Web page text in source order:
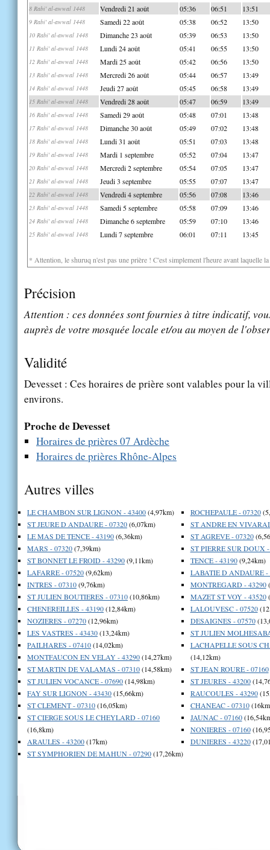
8 Rabi' al-awwal 1448 Vendredi 21 août 05:36 06:51 13:51
9 Rabi' al-awwal 1448 Samedi 22 août 05:38 06:52 13:50
10 Rabi' al-awwal 1448 Dimanche 23 août 05:39 06:53 13:50
11 Rabi' al-awwal 1448 Lundi 24 août 05:41 06:55 13:50
12 Rabi' al-awwal 1448 Mardi 25 août 05:42 06:56 13:50
13 Rabi' al-awwal 1448 Mercredi 26 août 05:44 06:57 13:49
14 Rabi' al-awwal 1448 Jeudi 27 août 05:45 06:58 13:49
15 Rabi' al-awwal 1448 Vendredi 28 août 05:47 06:59 13:49
16 Rabi' al-awwal 1448 Samedi 29 août 05:48 07:01 13:48
17 Rabi' al-awwal 1448 Dimanche 30 août 05:49 07:02 13:48
18 Rabi' al-awwal 1448 Lundi 31 août 05:51 07:03 13:48
19 Rabi' al-awwal 1448 Mardi 1 septembre 05:52 07:04 13:47
20 Rabi' al-awwal 1448 Mercredi 2 septembre 05:54 07:05 13:47
21 Rabi' al-awwal 1448 Jeudi 3 septembre 05:55 07:07 13:47
22 Rabi' al-awwal 1448 Vendredi 4 septembre 05:56 07:08 13:46
23 Rabi' al-awwal 1448 Samedi 5 septembre 05:58 07:09 13:46
24 Rabi' al-awwal 1448 Dimanche 6 septembre 05:59 07:10 13:46
25 Rabi' al-awwal 1448 Lundi 7 septembre 06:01 07:11 13:45
* Attention, le shuruq n'est pas une prière ! C'est simplement l'heure avant laquelle
Précision
Attention : ces données sont fournies à titre indicatif,
auprès de votre mosquée locale et/ou au moyen de
Validité
Devesset : Ces horaires de prière sont valables pour la
environs.
Proche de Devesset
Horaires de prières 07 Ardèche
Horaires de prières Rhône-Alpes
Autres villes
LE CHAMBON SUR LIGNON - 43400(4,97km)
ST JEURE D ANDAURE - 07320(6,07km)
LE MAS DE TENCE - 43190(6,36km)
MARS - 07320(7,39km)
ST BONNET LE FROID - 43290(9,11km)
LAFARRE - 07520(9,62km)
INTRES - 07310(9,76km)
ST JULIEN BOUTIERES - 07310(10,86km)
CHENEREILLES - 43190(12,84km)
NOZIERES - 07270(12,96km)
LES VASTRES - 43430(13,24km)
PAILHARES - 07410(14,02km)
MONTFAUCON EN VELAY - 43290(14,27km)
ST MARTIN DE VALAMAS - 07310(14,58km)
ST JULIEN VOCANCE - 07690(14,98km)
FAY SUR LIGNON - 43430(15,66km)
ST CLEMENT - 07310(16,05km)
ST CIERGE SOUS LE CHEYLARD - 07160
(16,8km)
ARAULES - 43200(17km)
ST SYMPHORIEN DE MAHUN - 07290(17,26km)
ROCHEPAULE - 07320
ST ANDRE EN
ST AGREVE - 07320
ST PIERRE SUR DOUX
TENCE - 43190(9,24km)
LABATIE D ANDAURE -
MONTREGARD - 43290
MAZET ST VOY - 43520
LALOUVESC - 07520
DESAIGNES - 07570
ST JULIEN
LACHAPELLE SOUS
(14,12km)
ST JEAN ROURE - 07160
ST JEURES - 43200
RAUCOULES - 43290
CHANEAC - 07310
JAUNAC - 07160
NONIERES - 07160
DUNIERES - 43220